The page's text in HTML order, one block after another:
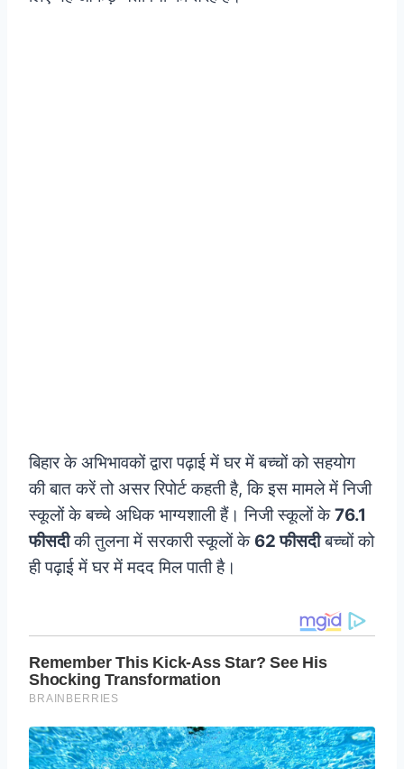
बिहार के अभिभावकों द्वारा पढ़ाई में घर में बच्चों को सहयोग
की बात करें तो असर रिपोर्ट कहती है, कि इस मामले में निजी
स्कूलों के बच्चे अधिक भाग्यशाली हैं। निजी स्कूलों के76.1
फीसदीकी तुलना में सरकारी स्कूलों के 62 फीसदीबच्चों को
ही पढ़ाई में घर में मदद मिल पाती है।